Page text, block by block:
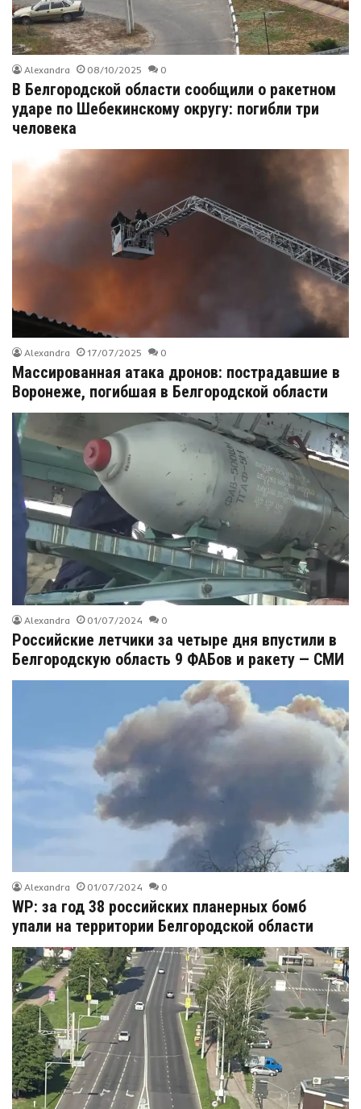
Alexandra 08/10/2025 0
В Белгородской области сообщили о ракетном
ударе по Шебекинскому округу: погибли три
человека
Alexandra 17/07/2025 0
Массированная атака дронов: пострадавшие в
Воронеже, погибшая в Белгородской области
Alexandra 01/07/2024 0
Российские летчики за четыре дня впустили в
Белгородскую область 9 ФАБов и ракету — СМИ
Alexandra 01/07/2024 0
WP: за год 38 российских планерных бомб
упали на территории Белгородской области